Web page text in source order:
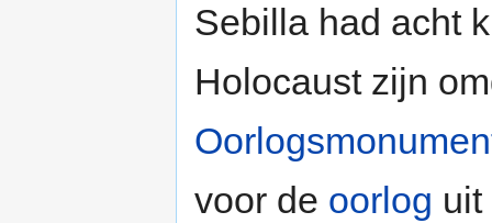
Sebilla had acht
Holocaust zijn
voor de oorlog